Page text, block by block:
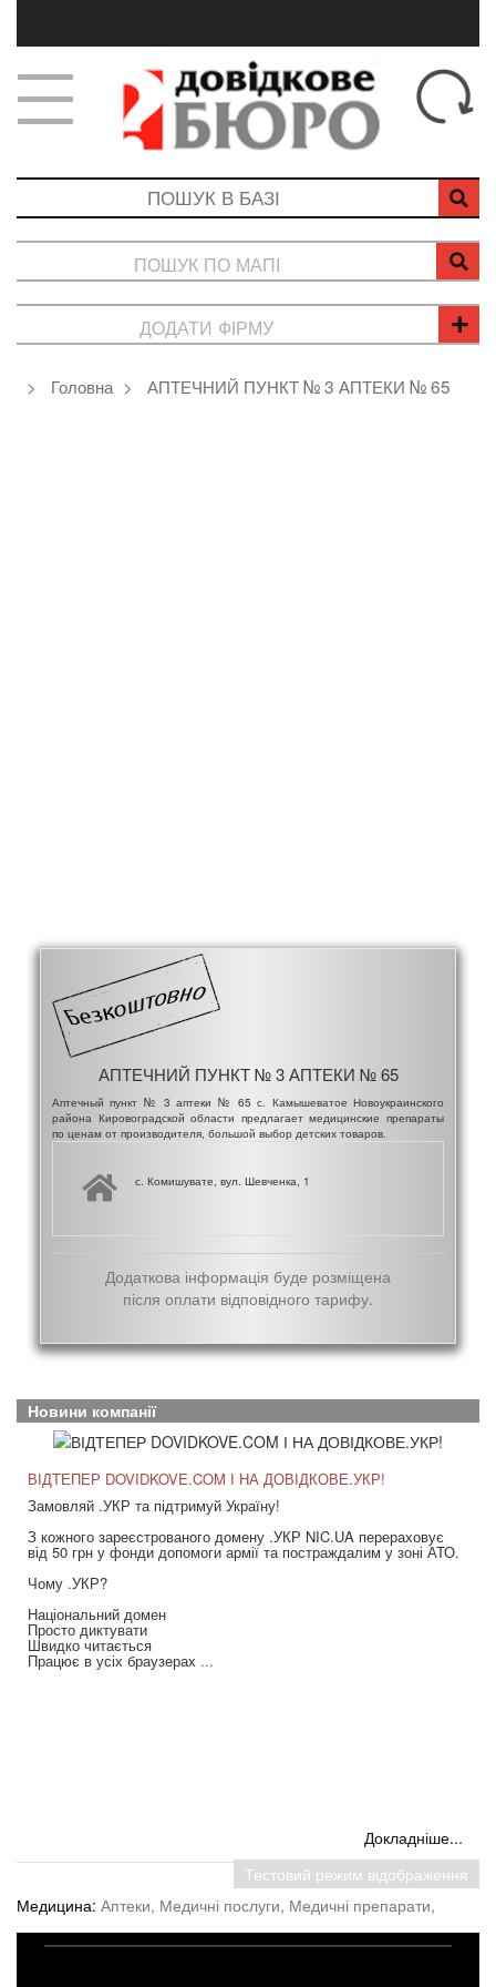
ПОШУК ПО МАПІ
ДОДАТИ ФІРМУ
Головна АПТЕЧНИЙ ПУНКТ № 3 АПТЕКИ № 65
АПТЕЧНИЙ ПУНКТ № 3 АПТЕКИ № 65
Аптечный пункт № 3 аптеки № 65 с. Камышеватое Новоукраинского
района Кировоградской области предлагает медицинские препараты
по ценам от производителя, большой выбор детских товаров.
с. Комишувате, вул. Шевченка, 1
Додаткова інформація буде розміщена
після оплати відповідного тарифу.
Новини компанії
ВІДТЕПЕР DOVIDKOVE.COM І НА ДОВІДКОВЕ.УКР!
Замовляй .УКР та підтримуй Україну!
З кожного зареєстрованого домену .УКР NIC.UA перераховує
від 50 грн у фонди допомоги армії та постраждалим у зоні АТО.
Чому .УКР?
Національний домен
Просто диктувати
Швидко читається
Працює в усіх браузерах ...
Докладніше...
Тестовий режим відображення
Медицина: Аптеки, Медичні послуги, Медичні препарати,